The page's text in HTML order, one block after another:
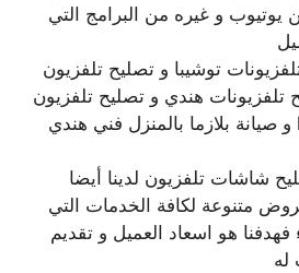
و غيره من البرامج التي
توشيبا و تصليح تلفزيون
هندي و تصليح تلفزيون
و شاشات lcd و صيانة بلازما بالمنزل فني هندي
شاشات تلفزيون لدينا أيضا
متنوعة لكافة الخدمات التي
فهدفنا هو اسعاد العميل و تقديم
له